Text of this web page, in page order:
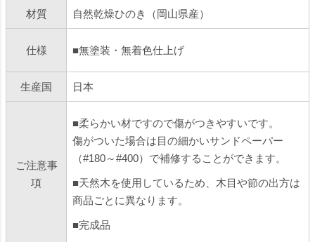
材質 自然乾燥ひのき（岡山県産）
仕様 ■無塗装・無着色仕上げ
生産国 日本
ご注意事
項
■柔らかい材ですので傷がつきやすいです。
傷がついた場合は目の細かいサンドペーパー
（#180～#400）で補修することができます。
■天然木を使用しているため、木目や節の出方は
商品ごとに異なります。
■完成品